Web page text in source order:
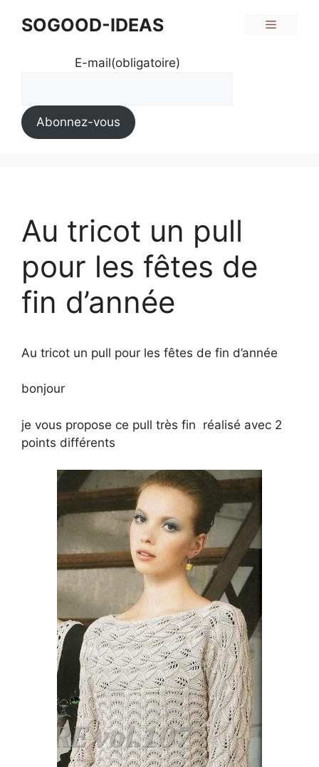
SOGOOD-IDEAS Menu
E-mail(obligatoire)
Abonnez-vous
Au tricot un pull
pour les fêtes de
fin d’année
Au tricot un pull pour les fêtes de fin d’année
bonjour
je vous propose ce pull très fin réalisé avec 2
points différents